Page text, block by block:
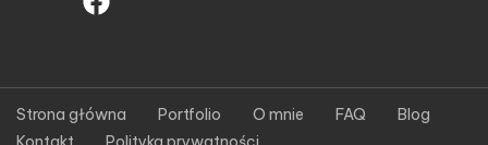
Strona główna Portfolio O mnie FAQ
Blog